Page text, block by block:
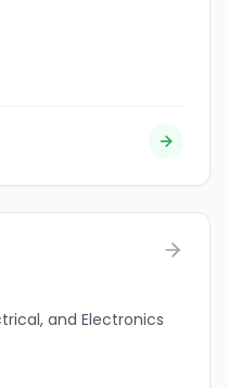
and Electronics